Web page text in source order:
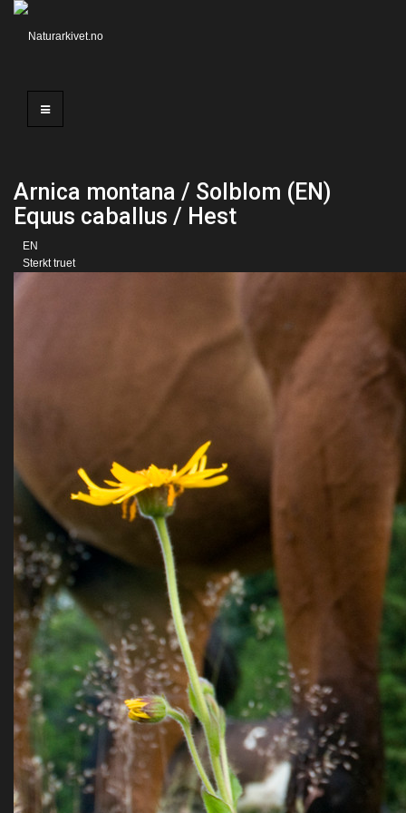
Arnica montana / Solblom (EN)
Equus caballus / Hest
EN
Sterkt truet